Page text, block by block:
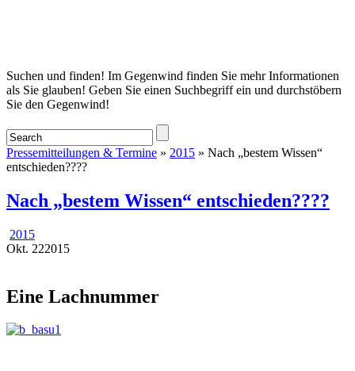
Startseite
Suchen und finden! Im Gegenwind finden Sie mehr Informationen
als Sie glauben! Geben Sie einen Suchbegriff ein und durchstöbern
Sie den Gegenwind!
Pressemitteilungen & Termine » 2015 » Nach „bestem Wissen“
entschieden????
Nach „bestem Wissen“ entschieden????
2015
Okt. 222015
Eine Lachnummer